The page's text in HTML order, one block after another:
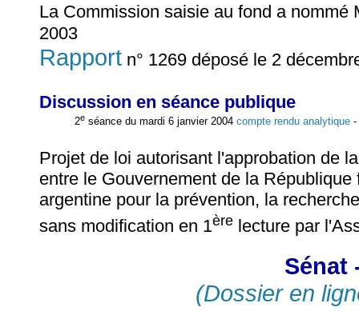
La Commission saisie au fond a nommé
2003
Rapport n° 1269 déposé le 2
Discussion en séance publique
2e séance du mardi 6 janvier 2004compte rendu analytique
Projet de loi autorisant l'approbation de
entre le Gouvernement de la
argentine pour la prévention, la
sans modification en 1ère lecture par
Sénat
(Dossier en